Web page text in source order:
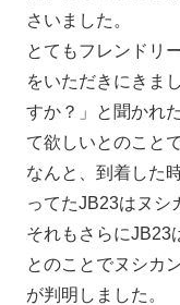
さいました。
とてもフレンドリ
をいただきにきま
すか？」と聞かれ
て欲しいとのこと
なんと、到着した
ってたJB23はヌシ
それもさらにJB23
とのことでヌシカ
が判明しました。